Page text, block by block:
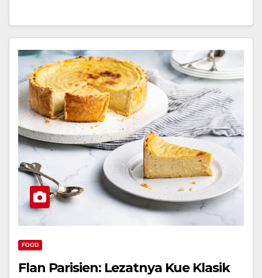
FOOD
Flan Parisien: Lezatnya Kue Klasik